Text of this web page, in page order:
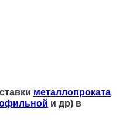
металлопроката
и др) в